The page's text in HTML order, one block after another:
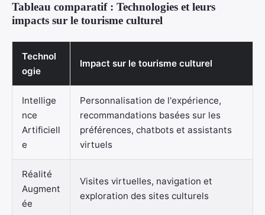
Tableau comparatif : Technologies et leurs
impacts sur le tourisme culturel
Technol
ogie
Impact sur le tourisme culturel
Intellige
nce
Artificiell
e
Personnalisation de l'expérience,
recommandations basées sur les
préférences, chatbots et assistants
virtuels
Réalité
Augment
ée
Visites virtuelles, navigation et
exploration des sites culturels